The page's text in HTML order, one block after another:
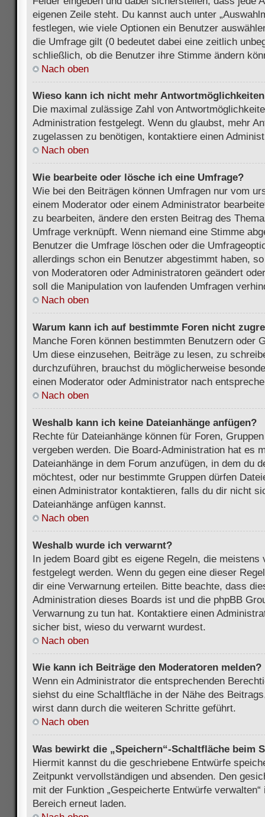
eigenen Zeile steht. Du kannst auch unter
festlegen, wie viele Optionen ein Benutzer
die Umfrage gilt (0 bedeutet dabei eine zeitlich
schließlich, ob die Benutzer ihre Stimme ändern
Nach oben
Wieso kann ich nicht mehr
Die maximal zulässige Zahl von
Administration festgelegt. Wenn du glaubst, mehr
zugelassen zu benötigen, kontaktiere einen
Nach oben
Wie bearbeite oder lösche ich eine Umfrage?
Wie bei den Beiträgen können Umfragen nur vom
einem Moderator oder einem Administrator
zu bearbeiten, ändere den ersten Beitrag des
Umfrage verknüpft. Wenn niemand eine Stimme
Benutzer die Umfrage löschen oder die
allerdings schon ein Benutzer abgestimmt haben,
von Moderatoren oder Administratoren geändert
soll die Manipulation von laufenden Umfragen
Nach oben
Warum kann ich auf bestimmte Foren nicht
Manche Foren können bestimmten Benutzern oder
Um diese einzusehen, Beiträge zu lesen, zu
durchzuführen, brauchst du möglicherweise
einen Moderator oder Administrator nach
Nach oben
Weshalb kann ich keine Dateianhänge anfügen?
Rechte für Dateianhänge können für Foren,
vergeben werden. Die Board-Administration hat es
Dateianhänge in dem Forum anzufügen, in dem du
möchtest, oder nur bestimmte Gruppen dürfen
einen Administrator kontaktieren, falls du dir nicht
Dateianhänge anfügen kannst.
Nach oben
Weshalb wurde ich verwarnt?
In jedem Board gibt es eigene Regeln, die meistens
festgelegt werden. Wenn du gegen eine dieser
dir eine Verwarnung erteilen. Bitte beachte, dass
Administration dieses Boards ist und die phpBB
Verwarnung zu tun hat. Kontaktiere einen
sicher bist, wieso du verwarnt wurdest.
Nach oben
Wie kann ich Beiträge den Moderatoren melden?
Wenn ein Administrator die entsprechenden
siehst du eine Schaltfläche in der Nähe des
wirst dann durch die weiteren Schritte geführt.
Nach oben
Was bewirkt die „Speichern“-Schaltfläche beim
Hiermit kannst du die geschriebene Entwürfe
Zeitpunkt vervollständigen und absenden. Den
mit der Funktion „Gespeicherte Entwürfe
Bereich erneut laden.